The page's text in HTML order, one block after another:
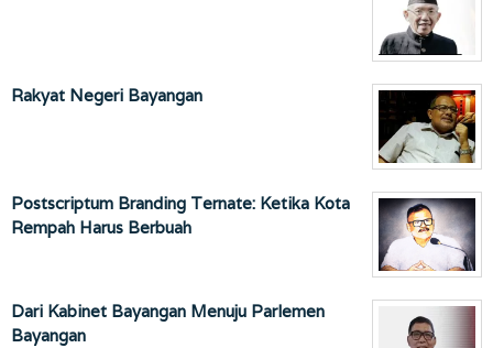
Rakyat Negeri Bayangan
Postscriptum Branding Ternate: Ketika Kota
Rempah Harus Berbuah
Dari Kabinet Bayangan Menuju Parlemen
Bayangan